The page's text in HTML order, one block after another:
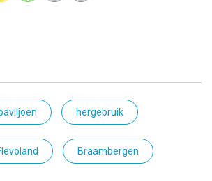
hergebruik
Braambergen